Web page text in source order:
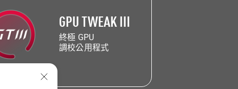
GPU TWEAK III
終極 GPU
調校公用程式